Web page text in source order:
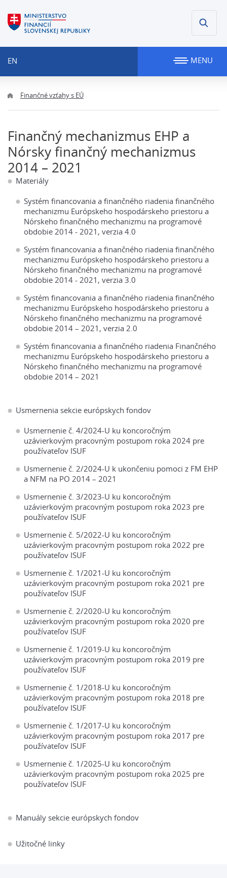
EN MENU
Finančné vzťahy s EÚ
Finančný mechanizmus EHP a
Nórsky finančný mechanizmus
2014 – 2021
Materiály
Systém financovania a finančného riadenia finančného
mechanizmu Európskeho hospodárskeho priestoru a
Nórskeho finančného mechanizmu na programové
obdobie 2014 - 2021, verzia 4.0
Systém financovania a finančného riadenia finančného
mechanizmu Európskeho hospodárskeho priestoru a
Nórskeho finančného mechanizmu na programové
obdobie 2014 - 2021, verzia 3.0
Systém financovania a finančného riadenia finančného
mechanizmu Európskeho hospodárskeho priestoru a
Nórskeho finančného mechanizmu na programové
obdobie 2014 – 2021, verzia 2.0
Systém financovania a finančného riadenia Finančného
mechanizmu Európskeho hospodárskeho priestoru a
Nórskeho finančného mechanizmu na programové
obdobie 2014 – 2021
Usmernenia sekcie európskych fondov
Usmernenie č. 4/2024-U ku koncoročným
uzávierkovým pracovným postupom roka 2024 pre
používateľov ISUF
Usmernenie č. 2/2024-U k ukončeniu pomoci z FM EHP
a NFM na PO 2014 – 2021
Usmernenie č. 3/2023-U ku koncoročným
uzávierkovým pracovným postupom roka 2023 pre
používateľov ISUF
Usmernenie č. 5/2022-U ku koncoročným
uzávierkovým pracovným postupom roka 2022 pre
používateľov ISUF
Usmernenie č. 1/2021-U ku koncoročným
uzávierkovým pracovným postupom roka 2021 pre
používateľov ISUF
Usmernenie č. 2/2020-U ku koncoročným
uzávierkovým pracovným postupom roka 2020 pre
používateľov ISUF
Usmernenie č. 1/2019-U ku koncoročným
uzávierkovým pracovným postupom roka 2019 pre
používateľov ISUF
Usmernenie č. 1/2018-U ku koncoročným
uzávierkovým pracovným postupom roka 2018 pre
používateľov ISUF
Usmernenie č. 1/2017-U ku koncoročným
uzávierkovým pracovným postupom roka 2017 pre
používateľov ISUF
Usmernenie č. 1/2025-U ku koncoročným
uzávierkovým pracovným postupom roka 2025 pre
používateľov ISUF
Manuály sekcie európskych fondov
Užitočné linky